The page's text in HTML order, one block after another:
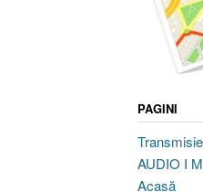
PAGINI
AUDIO I
Acasă